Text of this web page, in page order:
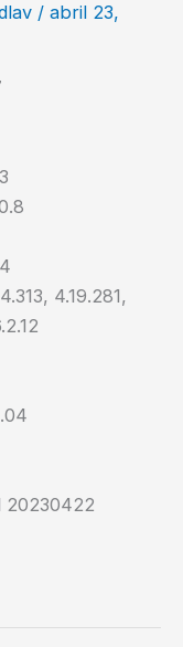
/ abril 23,
4.19.281,
20230422